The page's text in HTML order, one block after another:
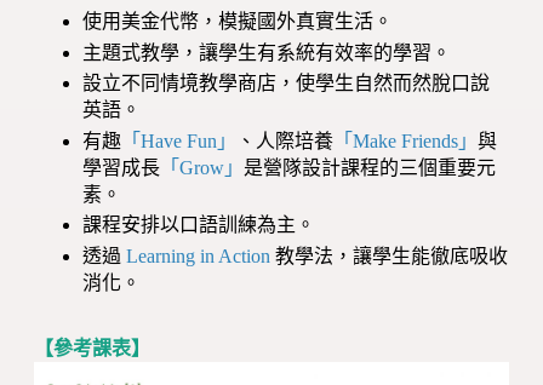
使用美金代幣，模擬國外真實生活。
主題式教學，讓學生有系統有效率的學習。
設立不同情境教學商店，使學生自然而然脫口說
英語。
有趣 「Have Fun」 、人際培養 「Make Friends」與
學習成長 「Grow」 是營隊設計課程的三個重要元
素。
課程安排以口語訓練為主。
透過 Learning in Action教學法，讓學生能徹底吸收
消化。
【參考課表】